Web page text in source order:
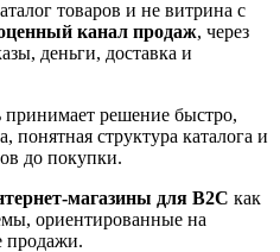
товаров и не витрина с
канал продаж, через
деньги, доставка и
принимает решение быстро,
понятная структура каталога и
до покупки.
магазины для B2C как
ориентированные на
продажи.